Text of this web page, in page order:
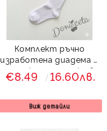
Комплект ръчно
изработена диадема и
чорапки с панделки в
розово с бели точици
€8.49 16.60лв.
Виж детайли